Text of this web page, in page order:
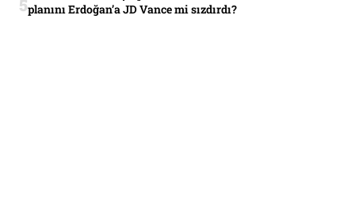
planını Erdoğan’a JD Vance mi sızdırdı?